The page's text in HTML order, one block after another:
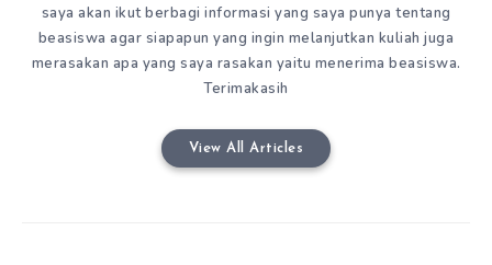
saya akan ikut berbagi informasi yang saya punya tentang
beasiswa agar siapapun yang ingin melanjutkan kuliah juga
merasakan apa yang saya rasakan yaitu menerima beasiswa.
Terimakasih
View All Articles